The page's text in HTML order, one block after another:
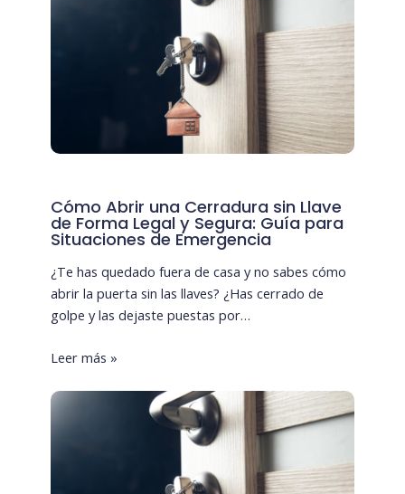
Cómo Abrir una Cerradura sin Llave
de Forma Legal y Segura: Guía para
Situaciones de Emergencia
¿Te has quedado fuera de casa y no sabes cómo
abrir la puerta sin las llaves? ¿Has cerrado de
golpe y las dejaste puestas por…
Leer más »